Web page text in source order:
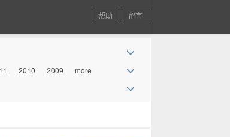
帮助 留言
2010 2009
more